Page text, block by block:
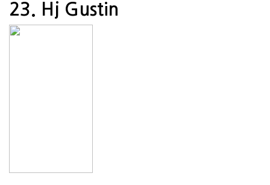
23. Hj Gustin